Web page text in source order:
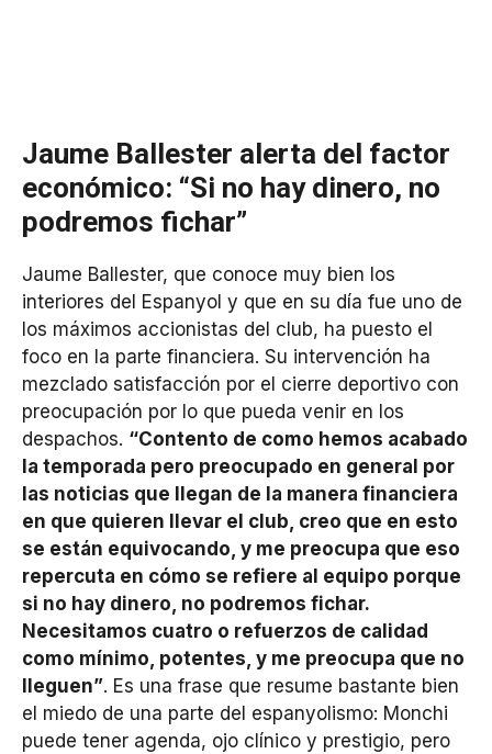
Jaume Ballester alerta del factor
económico: “Si no hay dinero, no
podremos fichar”
Jaume Ballester, que conoce muy bien los
interiores del Espanyol y que en su día fue uno de
los máximos accionistas del club, ha puesto el
foco en la parte financiera. Su intervención ha
mezclado satisfacción por el cierre deportivo con
preocupación por lo que pueda venir en los
despachos. “Contento de como hemos acabado
la temporada pero preocupado en general por
las noticias que llegan de la manera financiera
en que quieren llevar el club, creo que en esto
se están equivocando, y me preocupa que eso
repercuta en cómo se refiere al equipo porque
si no hay dinero, no podremos fichar.
Necesitamos cuatro o refuerzos de calidad
como mínimo, potentes, y me preocupa que no
lleguen”. Es una frase que resume bastante bien
el miedo de una parte del espanyolismo: Monchi
puede tener agenda, ojo clínico y prestigio, pero